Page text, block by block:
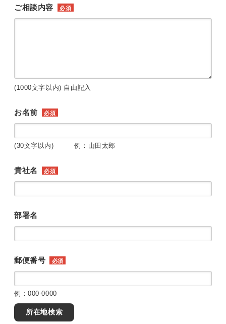
ご相談内容 必須
(1000文字以内) 自由記入
お名前 必須
(30文字以内) 例：山田太郎
貴社名 必須
部署名
郵便番号 必須
例：000-0000
所在地検索